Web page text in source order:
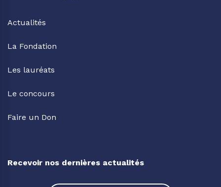
Actualités
La Fondation
Les lauréats
Le concours
Faire un Don
Recevoir nos dernières actualités